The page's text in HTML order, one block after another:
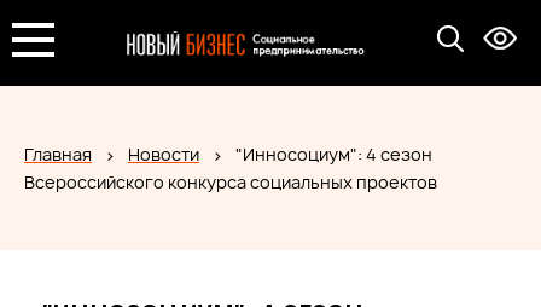
Главная Новости
"Инносоциум": 4 сезон
Всероссийского конкурса социальных проектов